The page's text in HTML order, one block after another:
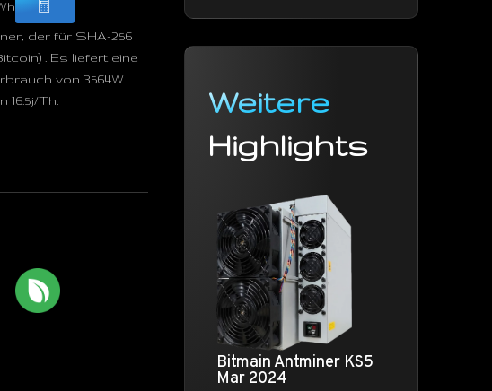
der für SHA-256
. Es liefert eine
von 3564W
Th.
Weitere
Highlights
Bitmain Antminer KS5
Mar 2024